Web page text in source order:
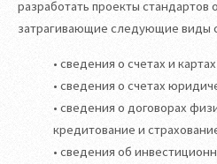
разработать проекты стандартов
затрагивающие следующие виды
• сведения о счетах и
• сведения о счетах
• сведения о договорах
кредитование и
• сведения об